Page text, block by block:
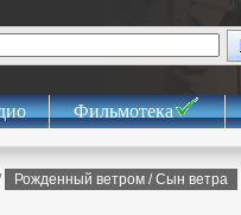
Фильмотека
Рожденный ветром / Сын ветра